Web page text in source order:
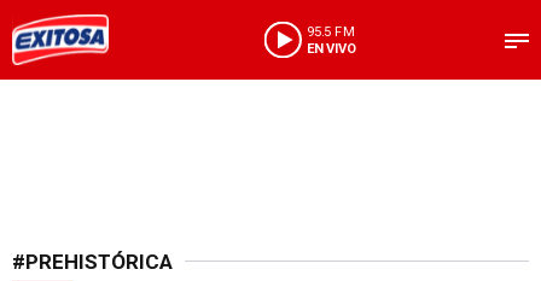
95.5 FM
EN VIVO
#PREHISTÓRICA